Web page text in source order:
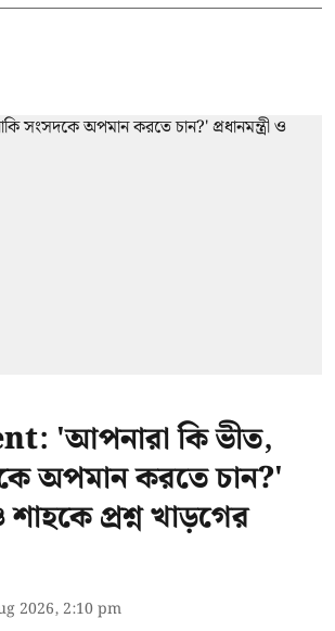
'আপনারা কি ভীত,
অপমান করতে চান?'
শাহকে প্রশ্ন খাড়গের
2026, 2:10 pm